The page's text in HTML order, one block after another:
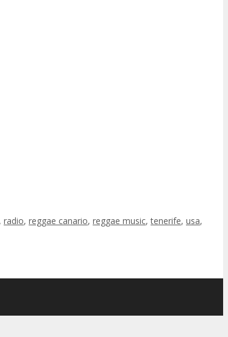
, radio, reggae canario, reggae music,tenerife, usa,